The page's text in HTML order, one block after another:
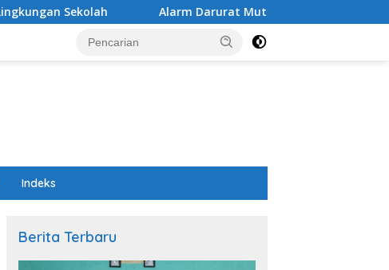
Alarm Darurat Mutu Pendidikan Pemalang: Ketika Sekolah
Indeks
Berita Terbaru